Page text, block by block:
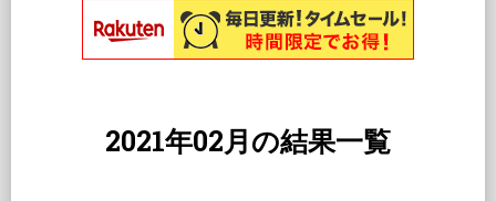
2021年02月の結果一覧